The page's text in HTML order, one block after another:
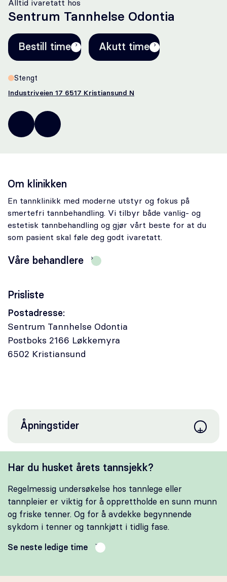
Oral kirurgi
Oral protetikk
Spesialistsenter – Oslo Endodontisenter
Om oss
Stilling ledig
Kontakt oss
Karriere
Alltid ivaretatt hos
Sentrum Tannhelse Odontia
Bestill time Akutt time
Stengt
Industriveien 17 6517 Kristiansund N
71
67
sentrumtannhelse@odontia.no
Om klinikken
En tannklinikk med moderne utstyr og fokus på
smertefri tannbehandling. Vi tilbyr både vanlig- og
estetisk tannbehandling og gjør vårt beste for at du
som pasient skal føle deg godt ivaretatt.
Våre behandlere
Prisliste
Postadresse:
Sentrum Tannhelse Odontia
Postboks 2166 Løkkemyra
6502 Kristiansund
Åpningstider
Har du husket årets tannsjekk?
Regelmessig undersøkelse hos tannlege eller
tannpleier er viktig for å opprettholde en sunn munn
og friske tenner. Og for å avdekke begynnende
sykdom i tenner og tannkjøtt i tidlig fase.
Se neste ledige time